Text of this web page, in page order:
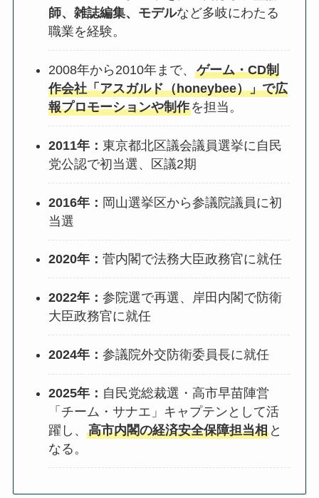
師、雑誌編集、モデルなど多岐にわたる
職業を経験。
2008年から2010年まで、ゲーム・CD制
作会社「アスガルド（honeybee）」で広
報プロモーションや制作を担当。
2011年：東京都北区議会議員選挙に自民
党公認で初当選、区議2期
2016年： 岡山選挙区から参議院議員に初
当選
2020年：菅内閣で法務大臣政務官に就任
2022年：参院選で再選、岸田内閣で防衛
大臣政務官に就任
2024年：参議院外交防衛委員長に就任
2025年： 自民党総裁選・高市早苗陣営
「チーム・サナエ」キャプテンとして活
躍し、高市内閣の経済安全保障担当相 と
なる。